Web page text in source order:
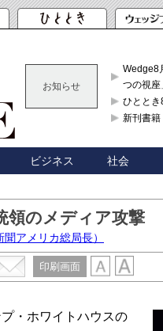
お知らせ
Wedge8
つの視座
ひとと
新刊書籍
ビジネス 社会
領のメディア攻撃
アメリカ総局長）
印刷画面
・ホワイトハウスの